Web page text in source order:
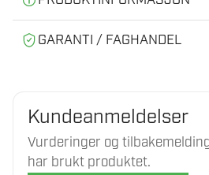
Rustfritt stål
Krymper
Kulinarisk
GARANTI / FAGHANDEL
oppfølging også etter kjøpet.
Trygg norsk handel med
Fagkunnskap og
Kundeanmeldelser
Vurderinger og
har brukt produktet.